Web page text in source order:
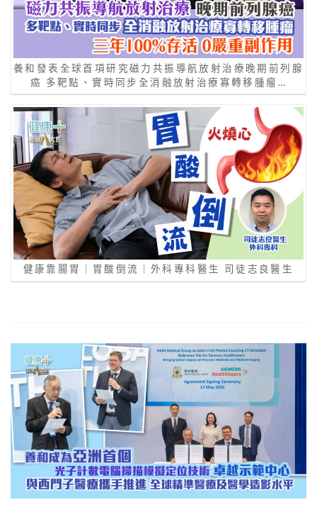
養和發表全球首項研究磁力共振導航放射治療晚期前列腺
癌 多靶點、實時同步全消融放射治療寡轉移腫瘤…
健康靠腸胃｜胃酸倒流｜外科專科醫生 司徒志良醫生